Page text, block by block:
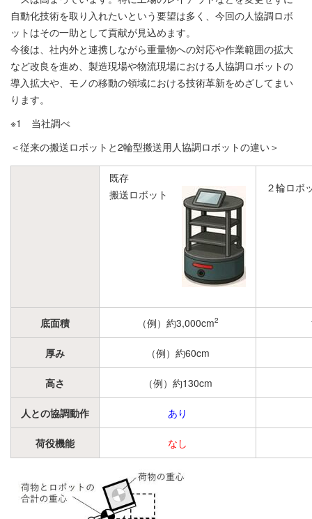
自動化技術を取り入れたいという要望は多く、今回の人協調ロボ
ットはその一助として貢献が見込めます。
今後は、社内外と連携しながら重量物への対応や作業範囲の拡大
など改良を進め、製造現場や物流現場における人協調ロボットの
導入拡大や、モノの移動の領域における技術革新をめざしてまい
ります。
※1 当社調べ
＜従来の搬送ロボットと2輪型搬送用人協調ロボットの違い＞
既存
搬送ロボット
２輪ロボ
底面積 （例）約3,000cm2
厚み （例）約60cm
高さ （例）約130cm
人との協調動作 あり
荷役機能 なし